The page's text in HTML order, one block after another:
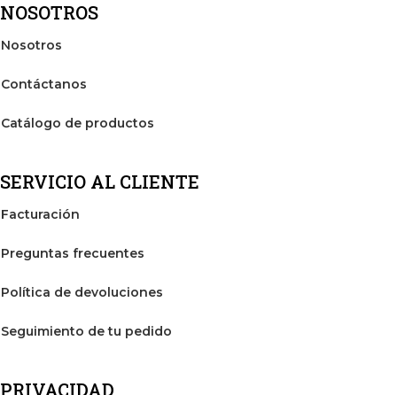
NOSOTROS
Nosotros
Contáctanos
Catálogo de productos
SERVICIO AL CLIENTE
Facturación
Preguntas frecuentes
Política de devoluciones
Seguimiento de tu pedido
PRIVACIDAD